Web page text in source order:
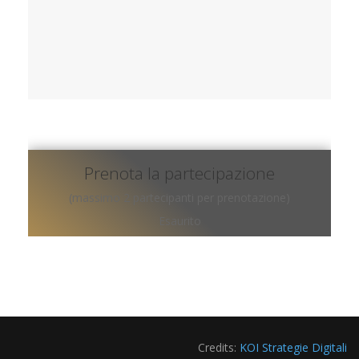
Prenota la partecipazione
(massimo 2 partecipanti per prenotazione)
Credits: KOI Strategie Digitali